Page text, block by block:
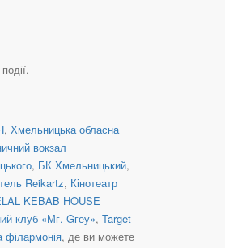
, Хмельницька обласна
вокзал
, БК Хмельницький,
Reikartz, Кінотеатр
KEBAB HOUSE
клуб «Мг. Gгеу», Target
філармонія, де ви можете